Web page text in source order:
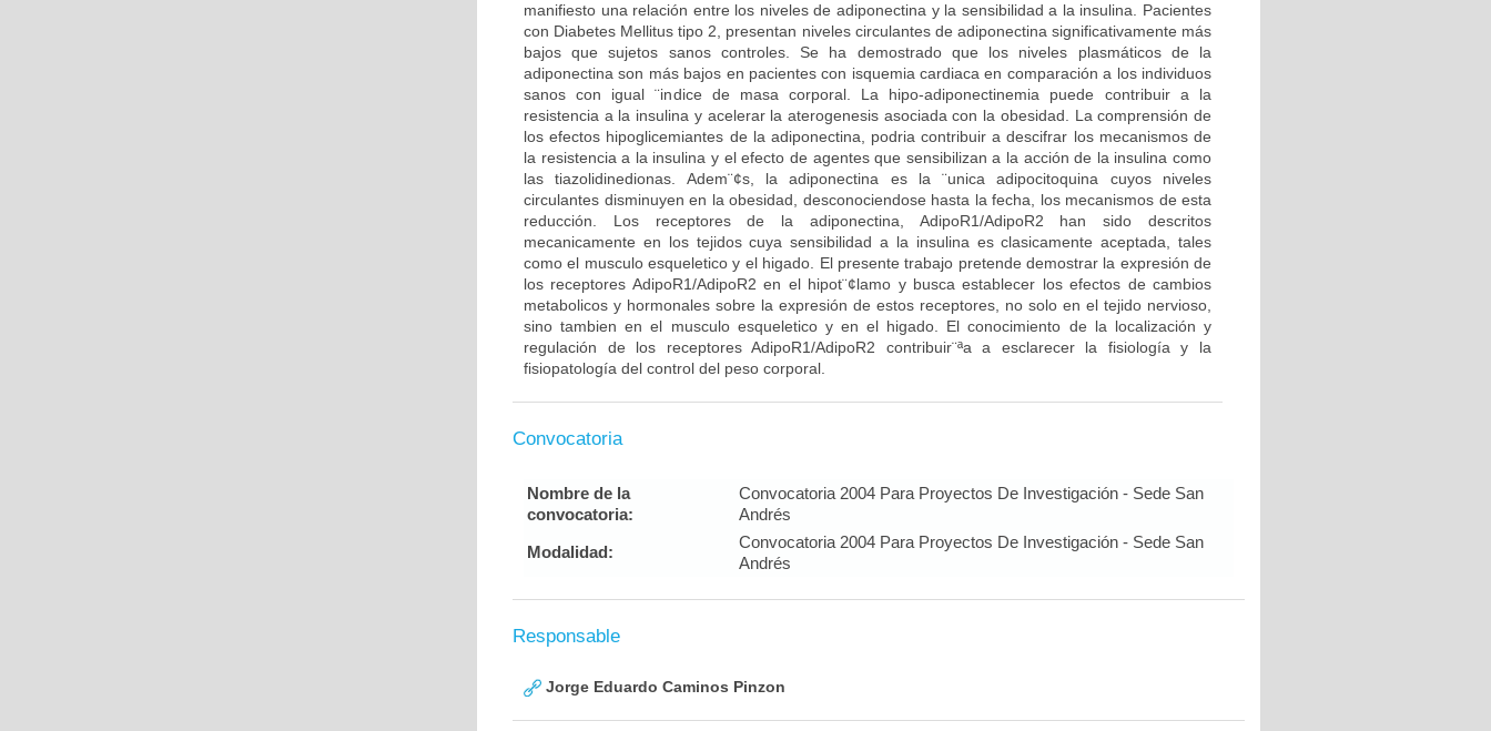
manifiesto una relación entre los niveles de adiponectina y la sensibilidad a la insulina. Pacientes
con Diabetes Mellitus tipo 2, presentan niveles circulantes de adiponectina significativamente más
bajos que sujetos sanos controles. Se ha demostrado que los niveles plasmáticos de la
adiponectina son más bajos en pacientes con isquemia cardiaca en comparación a los individuos
sanos con igual ¨indice de masa corporal. La hipo-adiponectinemia puede contribuir a la
resistencia a la insulina y acelerar la aterogenesis asociada con la obesidad. La comprensión de
los efectos hipoglicemiantes de la adiponectina, podria contribuir a descifrar los mecanismos de
la resistencia a la insulina y el efecto de agentes que sensibilizan a la acción de la insulina como
las tiazolidinedionas. Adem¨¢s, la adiponectina es la ¨unica adipocitoquina cuyos niveles
circulantes disminuyen en la obesidad, desconociendose hasta la fecha, los mecanismos de esta
reducción. Los receptores de la adiponectina, AdipoR1/AdipoR2 han sido descritos
mecanicamente en los tejidos cuya sensibilidad a la insulina es clasicamente aceptada, tales
como el musculo esqueletico y el higado. El presente trabajo pretende demostrar la expresión de
los receptores AdipoR1/AdipoR2 en el hipot¨¢lamo y busca establecer los efectos de cambios
metabolicos y hormonales sobre la expresión de estos receptores, no solo en el tejido nervioso,
sino tambien en el musculo esqueletico y en el higado. El conocimiento de la localización y
regulación de los receptores AdipoR1/AdipoR2 contribuir¨ªa a esclarecer la fisiología y la
fisiopatología del control del peso corporal.
Convocatoria
Nombre de la
convocatoria:
Convocatoria 2004 Para Proyectos De Investigación - Sede San
Andrés
Modalidad:
Convocatoria 2004 Para Proyectos De Investigación - Sede San
Andrés
Responsable
Jorge Eduardo Caminos Pinzon